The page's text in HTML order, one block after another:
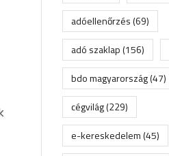
adóellenőrzés(69)
adó szaklap(156)
bdo magyarország(47)
cégvilág(229)
e-kereskedelem(45)